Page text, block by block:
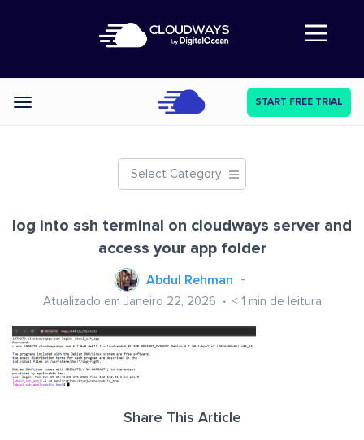
Abre a navegação
Categories START FREE TRIAL
Select Category
log into ssh terminal on cloudways server and
access your app folder
Abdul Rehman
Atualizado em Janeiro 22, 2026 < 1 min de leitura
Share This Article